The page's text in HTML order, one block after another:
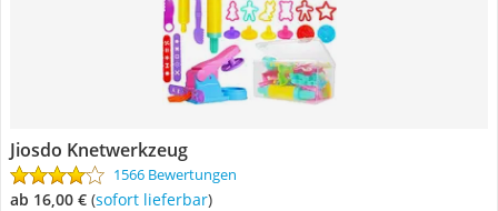
Jiosdo Knetwerkzeug
1566 Bewertungen
ab 16,00 € ( Sofort lieferbar)